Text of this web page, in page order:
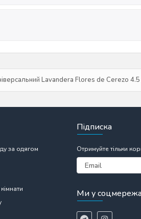
Lavandera Flores de Cerezo
за одягом
Підписка
Отримуйте тільки
Ми у